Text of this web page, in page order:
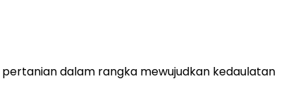
pertanian dalam rangka mewujudkan kedaulatan